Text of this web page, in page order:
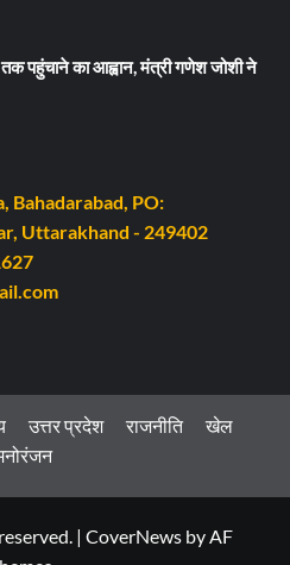
पहुंचाने का आह्वान, मंत्री गणेश जोशी ने
Bahadarabad, PO:
Uttarakhand - 249402
उत्तर प्रदेश राजनीति
खेल
| CoverNews by AF